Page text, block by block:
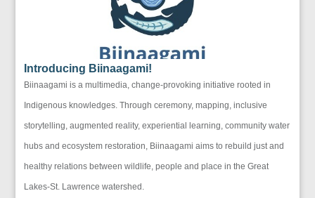
Introducing Biinaagami!
Biinaagami is a multimedia, change-provoking initiative rooted in
Indigenous knowledges. Through ceremony, mapping, inclusive
storytelling, augmented reality, experiential learning, community water
hubs and ecosystem restoration, Biinaagami aims to rebuild just and
healthy relations between wildlife, people and place in the Great
Lakes-St. Lawrence watershed.